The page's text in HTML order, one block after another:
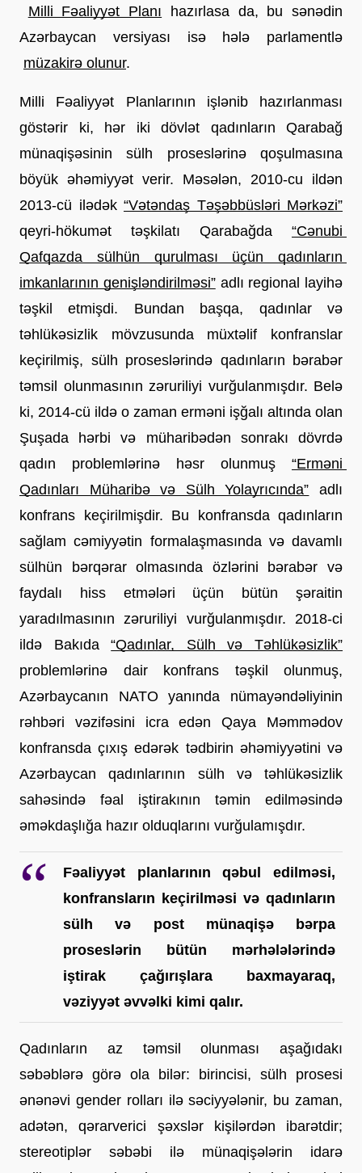
Milli Fəaliyyət Planı hazırlasa da, bu sənədin
Azərbaycan versiyası isə hələ parlamentlə
müzakirə olunur.
Milli Fəaliyyət Planlarının işlənib hazırlanması
göstərir ki, hər iki dövlət qadınların Qarabağ
münaqişəsinin sülh proseslərinə qoşulmasına
böyük əhəmiyyət verir. Məsələn, 2010-cu ildən
2013-cü ilədək “Vətəndaş Təşəbbüsləri Mərkəzi”
qeyri-hökumət təşkilatı Qarabağda
“Cənubi
Qafqazda sülhün qurulması üçün qadınların
imkanlarının genişləndirilməsi” adlı regional layihə
təşkil etmişdi. Bundan başqa, qadınlar və
təhlükəsizlik mövzusunda müxtəlif konfranslar
keçirilmiş, sülh proseslərində qadınların bərabər
təmsil olunmasının zəruriliyi vurğulanmışdır. Belə
ki, 2014-cü ildə o zaman erməni işğalı altında olan
Şuşada hərbi və müharibədən sonrakı dövrdə
qadın problemlərinə həsr olunmuş
“Erməni
Qadınları Müharibə və Sülh Yolayrıcında” adlı
konfrans keçirilmişdir. Bu konfransda qadınların
sağlam cəmiyyətin formalaşmasında və davamlı
sülhün bərqərar olmasında özlərini bərabər və
faydalı hiss etmələri üçün bütün şəraitin
yaradılmasının zəruriliyi vurğulanmışdır. 2018-ci
ildə Bakıda
“Qadınlar, Sülh və Təhlükəsizlik”
problemlərinə dair konfrans təşkil olunmuş,
Azərbaycanın NATO yanında nümayəndəliyinin
rəhbəri vəzifəsini icra edən Qaya Məmmədov
konfransda çıxış edərək tədbirin əhəmiyyətini və
Azərbaycan qadınlarının sülh və təhlükəsizlik
sahəsində fəal iştirakının təmin edilməsində
əməkdaşlığa hazır olduqlarını vurğulamışdır.
Fəaliyyət planlarının qəbul edilməsi,
konfransların keçirilməsi və qadınların
sülh və post münaqişə bərpa
proseslərin bütün mərhələlərində
iştirak çağırışlara baxmayaraq,
vəziyyət əvvəlki kimi qalır.
Qadınların az təmsil olunması aşağıdakı
səbəblərə görə ola bilər: birincisi, sülh prosesi
ənənəvi gender rolları ilə səciyyələnir, bu zaman,
adətən, qərarverici şəxslər kişilərdən ibarətdir;
stereotiplər səbəbi ilə münaqişələrin idarə